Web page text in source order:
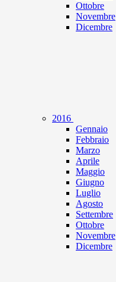
Ottobre
Novembre
Dicembre
2016
Gennaio
Febbraio
Marzo
Aprile
Maggio
Giugno
Luglio
Agosto
Settembre
Ottobre
Novembre
Dicembre